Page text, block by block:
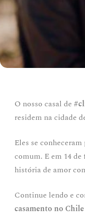
O nosso casal de
residem na cidade
Eles se
comum. E em 14 de
história de amor
Continue lendo e
casamento no Chile